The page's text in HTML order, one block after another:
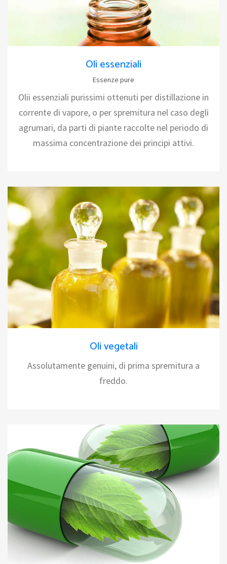
Oli essenziali
Essenze pure
Olii essenziali purissimi ottenuti per distillazione in
corrente di vapore, o per spremitura nel caso degli
agrumari, da parti di piante raccolte nel periodo di
massima concentrazione dei principi attivi.
Oli vegetali
Assolutamente genuini, di prima spremitura a
freddo.